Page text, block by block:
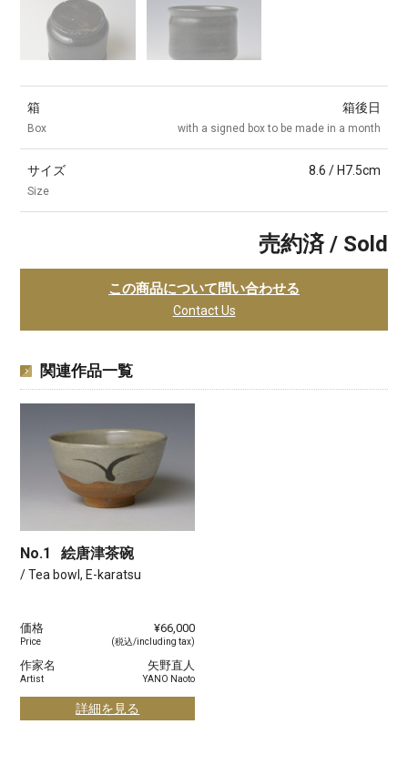
箱
Box
箱後日
with a signed box to be made in a month
サイズ
Size
8.6 / H7.5cm
売約済 / Sold
この商品について問い合わせる
Contact Us
関連作品一覧
No.1 絵唐津茶碗
/ Tea bowl, E-karatsu
価格
Price
¥66,000
(税込/including tax)
作家名
Artist
矢野直人
YANO Naoto
詳細を見る